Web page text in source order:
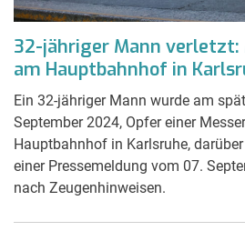
32-jähriger Mann verletzt:
am Hauptbahnhof in
Ein 32-jähriger Mann wurde am
September 2024, Opfer einer
Hauptbahnhof in Karlsruhe,
einer Pressemeldung vom 07.
nach Zeugenhinweisen.